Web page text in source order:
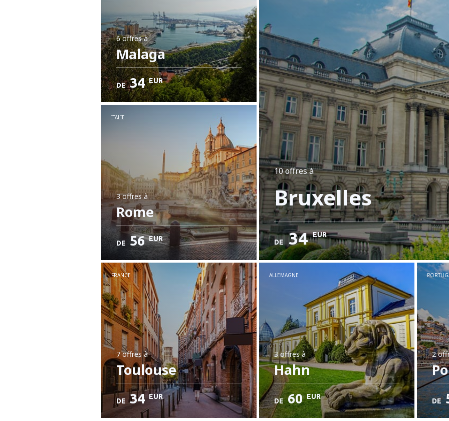
6 offresà
Malaga
DE 34 EUR
10 offresà
Bruxelles
DE 34 EUR
ITALIE
3 offresà
Rome
DE 56 EUR
FRANCE
7 offresà
Toulouse
DE 34 EUR
ALLEMAGNE
3 offresà
Hahn
DE 60 EUR
2
DE